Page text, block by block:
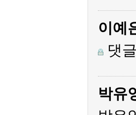
이예
댓
박유